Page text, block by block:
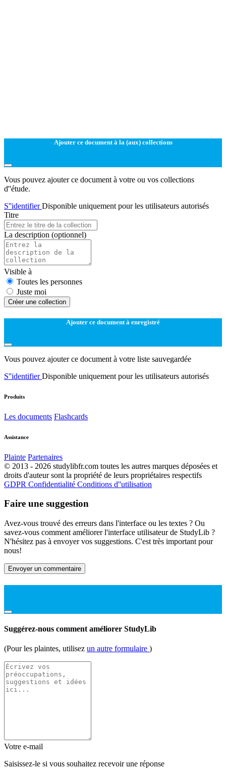
Ajouter ce document à la (aux) collections
Vous pouvez ajouter ce document à votre ou vos collections
d''étude.
S''identifierDisponible uniquement pour les utilisateurs autorisés
Titre
La description (optionnel)
Visible à
Toutes les personnes
Juste moi
Créer une collection
Ajouter ce document à enregistré
Vous pouvez ajouter ce document à votre liste sauvegardée
S''identifierDisponible uniquement pour les utilisateurs autorisés
Produits
Les documents Flashcards
Assistance
Plainte Partenaires
© 2013 - 2026 studylibfr.com toutes les autres marques déposées et
droits d'auteur sont la propriété de leurs propriétaires respectifs
GDPR Confidentialité Conditions d''utilisation
Faire une suggestion
Avez-vous trouvé des erreurs dans l'interface ou les textes ? Ou
savez-vous comment améliorer l'interface utilisateur de StudyLib ?
N'hésitez pas à envoyer vos suggestions. C'est très important pour
nous!
Envoyer un commentaire
Suggérez-nous comment améliorer StudyLib
(Pour les plaintes, utilisez un autre formulaire )
Votre e-mail
Saisissez-le si vous souhaitez recevoir une réponse